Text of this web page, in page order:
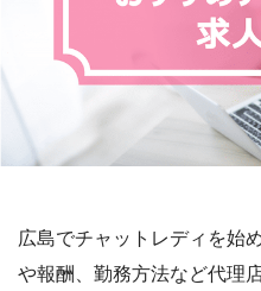
広島でチャットレディを始
や報酬、勤務方法など代理